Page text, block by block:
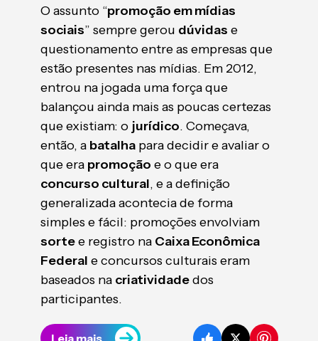
O assunto “promoção em mídias
sociais” sempre gerou dúvidas e
questionamento entre as empresas que
estão presentes nas mídias. Em 2012,
entrou na jogada uma força que
balançou ainda mais as poucas certezas
que existiam: o jurídico. Começava,
então, a batalhapara decidir e avaliar o
que era promoção e o que era
concurso cultural, e a definição
generalizada acontecia de forma
simples e fácil: promoções envolviam
sortee registro na Caixa Econômica
Federal e concursos culturais eram
baseados na criatividadedos
participantes.
Leia mais